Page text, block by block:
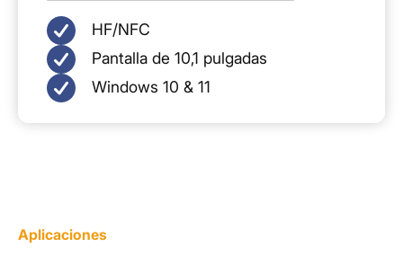
HF/NFC
Pantalla de 10,1 pulgadas
Windows 10 & 11
Aplicaciones